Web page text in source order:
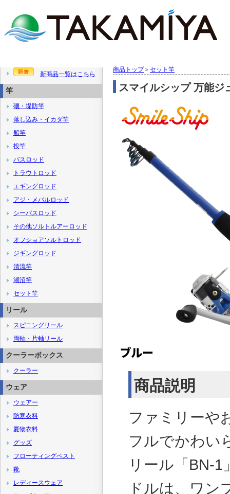
商品トップ＞ セット竿
スマイルシップ 万能ジ
商品説明
ファミリーや
フルでかわい
リール「BN-
ドルは、ワン
新商品一覧はこちら
竿
磯・堤防竿
落し込み・イカダ竿
船竿
投竿
バスロッド
トラウトロッド
エギングロッド
アジ・メバルロッド
シーバスロッド
その他ソルトルアーロッド
オフショアソルトロッド
ジギングロッド
清流竿
湖沼竿
セット竿
リール
スピニングリール
両軸・片軸リール
クーラーボックス
クーラー
ウェア
ウェアー
防寒衣料
夏物衣料
グッズ
フローティングベスト
靴
レディースウェア